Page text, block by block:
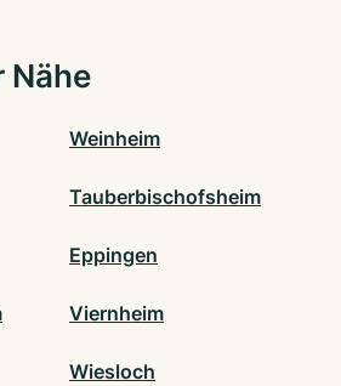
Nähe
Weinheim
Tauberbischofsheim
Eppingen
Viernheim
Wiesloch